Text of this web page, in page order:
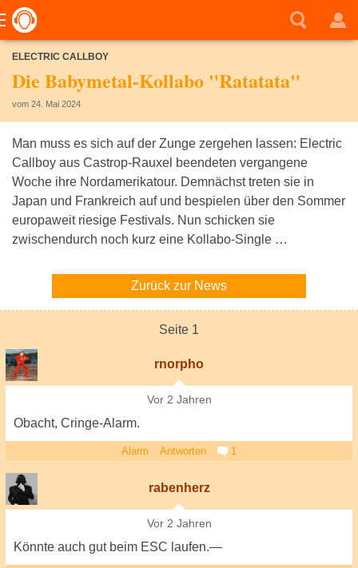
ELECTRIC CALLBOY
Die Babymetal-Kollabo "Ratatata"
vom 24. Mai 2024
Man muss es sich auf der Zunge zergehen lassen: Electric
Callboy aus Castrop-Rauxel beendeten vergangene
Woche ihre Nordamerikatour. Demnächst treten sie in
Japan und Frankreich auf und bespielen über den Sommer
europaweit riesige Festivals. Nun schicken sie
zwischendurch noch kurz eine Kollabo-Single …
Zurück zur News
Seite 1
rnorpho
Vor 2 Jahren
Obacht, Cringe-Alarm.
Alarm Antworten 1
rabenherz
Vor 2 Jahren
Könnte auch gut beim ESC laufen.—